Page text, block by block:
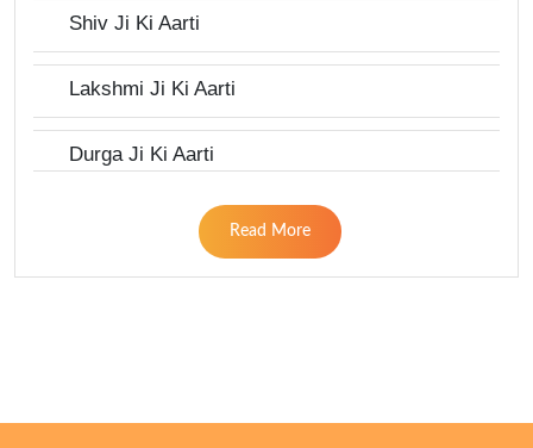
Shiv Ji Ki Aarti
Lakshmi Ji Ki Aarti
Durga Ji Ki Aarti
Read More